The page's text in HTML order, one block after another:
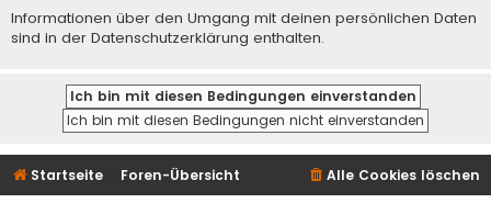
Informationen über den Umgang mit deinen persönlichen Daten
sind in der Datenschutzerklärung enthalten.
Startseite Foren-Übersicht Alle Cookies löschen